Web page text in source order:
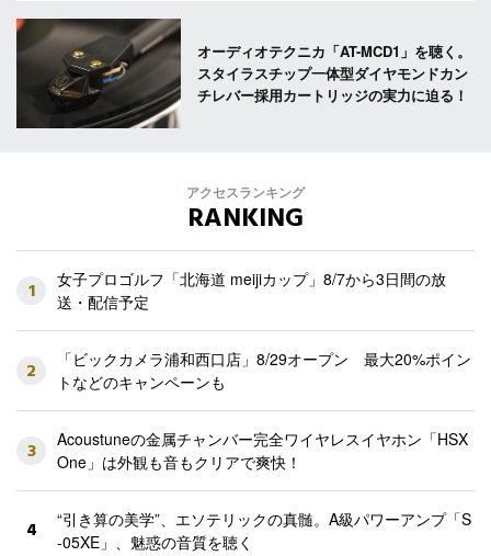
オーディオテクニカ「AT-MCD1」を聴く。
スタイラスチップ一体型ダイヤモンドカン
チレバー採用カートリッジの実力に迫る！
アクセスランキング
RANKING
1
女子プロゴルフ「北海道 meijiカップ」8/7から3日間の放
送・配信予定
2
「ビックカメラ浦和西口店」8/29オープン 最大20%ポイン
トなどのキャンペーンも
3
Acoustuneの金属チャンバー完全ワイヤレスイヤホン「HSX
One」は外観も音もクリアで爽快！
4
“引き算の美学”、エソテリックの真髄。A級パワーアンプ「S
-05XE」、魅惑の音質を聴く